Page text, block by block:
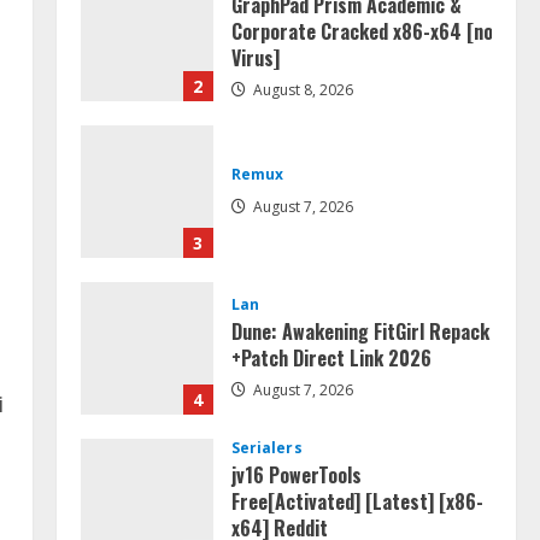
2
Corporate Cracked x86-x64 [no
Virus]
August 8, 2026
3
Remux
August 7, 2026
4
Lan
Dune: Awakening FitGirl Repack
+Patch Direct Link 2026
August 7, 2026
Serialers
jv16 PowerTools
Free[Activated] [Latest] [x86-
x64] Reddit